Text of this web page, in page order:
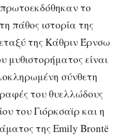
το
πάθος ιστορία της
της Κάθριν Έρνσω
μυθιστορήματος είναι
σύνθετη
του θυελλώδους
του Γιόρκσαϊρ και η
της Emily Brontë